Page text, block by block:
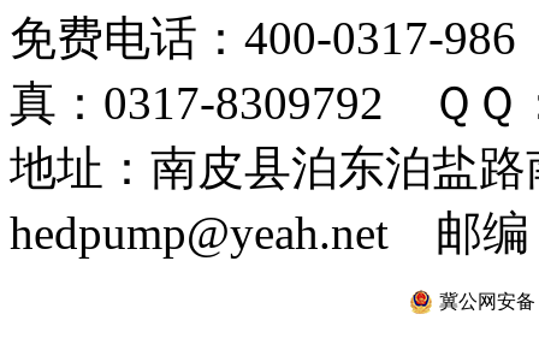
免费电话：400-0317-
真：0317-8309792 ＱＱ
地址：南皮县泊东泊盐
hedpump@yeah.net 邮编
冀公网安备